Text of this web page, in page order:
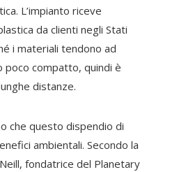
L’impianto riceve
da clienti negli Stati
i materiali tendono ad
poco compatto, quindi è
distanze.
che questo dispendio di
ambientali. Secondo la
fondatrice del Planetary